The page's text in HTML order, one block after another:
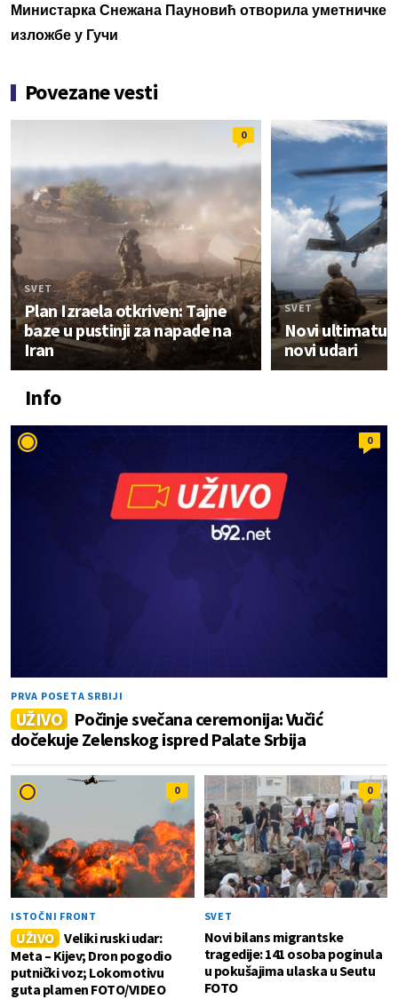
Министарка Снежана Пауновић отворила уметничке
изложбе у Гучи
Povezane vesti
0
SVET
Plan Izraela otkriven: Tajne
baze u pustinji za napade na
Iran
SVET
Novi
novi udari
Info
0
PRVA POSETA SRBIJI
UŽIVO Počinje svečana ceremonija: Vučić
dočekuje Zelenskog ispred Palate Srbija
0
ISTOČNI FRONT
UŽIVO Veliki ruski udar:
Meta – Kijev; Dron pogodio
putnički voz; Lokomotivu
guta plamen FOTO/VIDEO
0
SVET
Novi bilans migrantske
tragedije: 141 osoba poginula
u pokušajima ulaska u Seutu
FOTO